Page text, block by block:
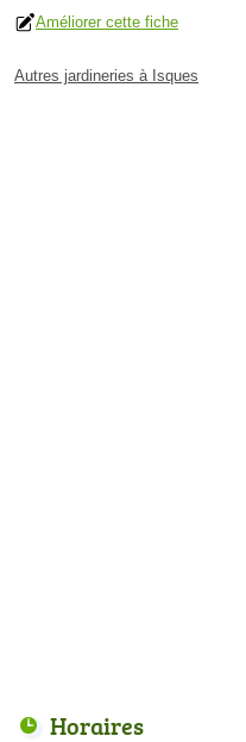
Améliorer cette fiche
Autres jardineries à Isques
Horaires